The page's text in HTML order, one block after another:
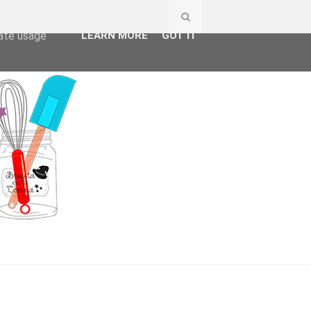
agent
usage
LEARN MORE GOT IT